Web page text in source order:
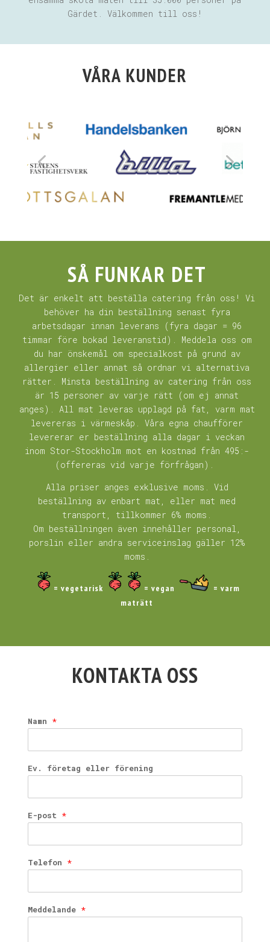
Gärdet. Välkommen till oss!
VÅRA KUNDER
SÅ FUNKAR DET
Det är enkelt att beställa catering från oss! Vi
behöver ha din beställning senast fyra
arbetsdagar innan leverans (fyra dagar = 96
timmar före bokad leveranstid). Meddela oss om
du har önskemål om specialkost på grund av
allergier eller annat så ordnar vi alternativa
rätter. Minsta beställning av catering från oss
är 15 personer av varje rätt (om ej annat
anges). All mat leveras upplagd på fat, varm mat
levereras i värmeskåp. Våra egna chaufförer
levererar er beställning alla dagar i veckan
inom Stor-Stockholm mot en kostnad från 495:-
(offereras vid varje förfrågan).
Alla priser anges exklusive moms. Vid
beställning av enbart mat, eller mat med
transport, tillkommer 6% moms.
Om beställningen även innehåller personal,
porslin eller andra serviceinslag gäller 12%
moms.
= vegetarisk = vegan
= varm
maträtt
KONTAKTA OSS
Namn *
Ev. företag eller förening
E-post *
Telefon *
Meddelande *